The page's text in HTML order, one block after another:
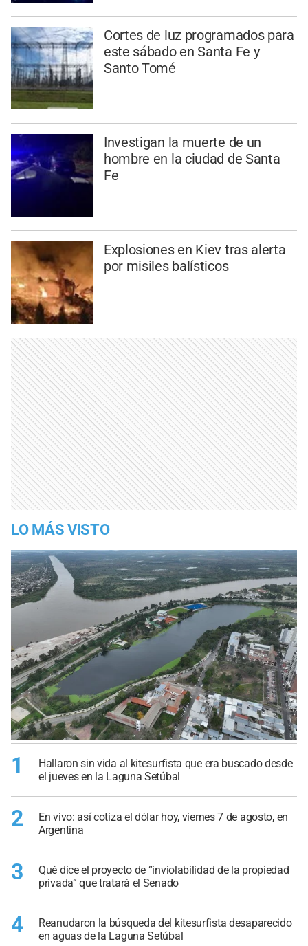
Cortes de luz programados para
este sábado en Santa Fe y
Santo Tomé
Investigan la muerte de un
hombre en la ciudad de Santa
Fe
Explosiones en Kiev tras alerta
por misiles balísticos
LO MÁS VISTO
1
Hallaron sin vida al kitesurfista que era buscado desde
el jueves en la Laguna Setúbal
2
En vivo: así cotiza el dólar hoy, viernes 7 de agosto, en
Argentina
3
Qué dice el proyecto de “inviolabilidad de la propiedad
privada” que tratará el Senado
4
Reanudaron la búsqueda del kitesurfista desaparecido
en aguas de la Laguna Setúbal